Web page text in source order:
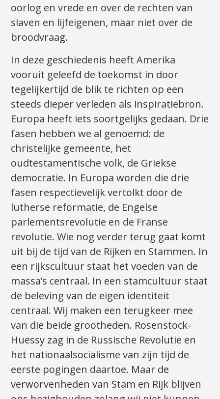
oorlog en vrede en over de rechten van
slaven en lijfeigenen, maar niet over de
broodvraag.
In deze geschiedenis heeft Amerika
vooruit geleefd de toekomst in door
tegelijkertijd de blik te richten op een
steeds dieper verleden als inspiratiebron.
Europa heeft iets soortgelijks gedaan. Drie
fasen hebben we al genoemd: de
christelijke gemeente, het
oudtestamentische volk, de Griekse
democratie. In Europa worden die drie
fasen respectievelijk vertolkt door de
lutherse reformatie, de Engelse
parlementsrevolutie en de Franse
revolutie. Wie nog verder terug gaat komt
uit bij de tijd van de Rijken en Stammen. In
een rijkscultuur staat het voeden van de
massa’s centraal. In een stamcultuur staat
de beleving van de eigen identiteit
centraal. Wij maken een terugkeer mee
van die beide grootheden. Rosenstock-
Huessy zag in de Russische Revolutie en
het nationaalsocialisme van zijn tijd de
eerste pogingen daartoe. Maar de
verworvenheden van Stam en Rijk blijven